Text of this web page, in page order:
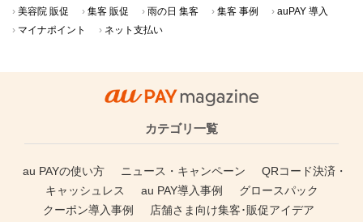
美容院 販促
集客 販促 雨の日 集客 集客 事例
auPAY 導入
マイナポイント
ネット支払い
カテゴリ一覧
au PAYの使い方 ニュース・キャンペーン
QRコード決済・
キャッシュレス
au PAY導入事例
グロースパック
クーポン導入事例
店舗さま向け集客･販促アイデア